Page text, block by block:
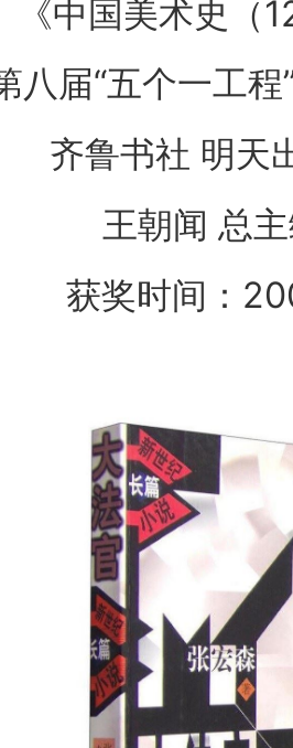
《中国美术史（
八届“五个一工程
齐鲁书社 明天
王朝闻 总
获奖时间：